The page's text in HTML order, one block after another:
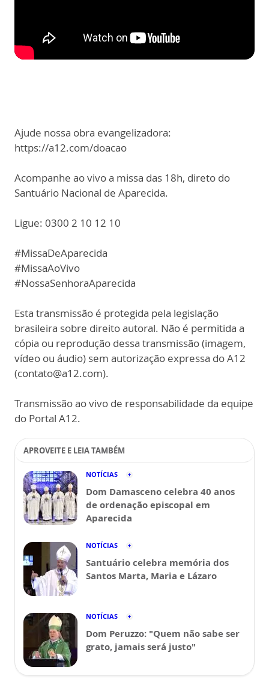
Ajude nossa obra evangelizadora:
https://a12.com/doacao
Acompanhe ao vivo a missa das 18h, direto do
Santuário Nacional de Aparecida.
Ligue: 0300 2 10 12 10
#MissaDeAparecida
#MissaAoVivo
#NossaSenhoraAparecida
Esta transmissão é protegida pela legislação
brasileira sobre direito autoral. Não é permitida a
cópia ou reprodução dessa transmissão (imagem,
vídeo ou áudio) sem autorização expressa do A12
(contato@a12.com).
Transmissão ao vivo de responsabilidade da equipe
do Portal A12.
APROVEITE E LEIA TAMBÉM
NOTÍCIAS
Dom Damasceno celebra 40 anos
de ordenação episcopal em
Aparecida
NOTÍCIAS
Santuário celebra memória dos
Santos Marta, Maria e Lázaro
NOTÍCIAS
Dom Peruzzo: "Quem não sabe ser
grato, jamais será justo"